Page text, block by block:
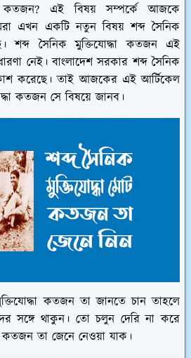
কতজন? এই বিষয় সম্পর্কে আজকে
এখন একটি নতুন বিষয় শব্দ সৈনিক
শব্দ সৈনিক মুক্তিযোদ্ধা কতজন এই
নেই। বাংলাদেশ সরকার শব্দ সৈনিক
করেছে। তাই আজকের এই আর্টিকেল
কতজন সে বিষয়ে জানব।
কতজন তা জানতে চান তাহলে
সঙ্গে থাকুন। তো চলুন দেরি না করে
কতজন তা জেনে নেওয়া যাক।